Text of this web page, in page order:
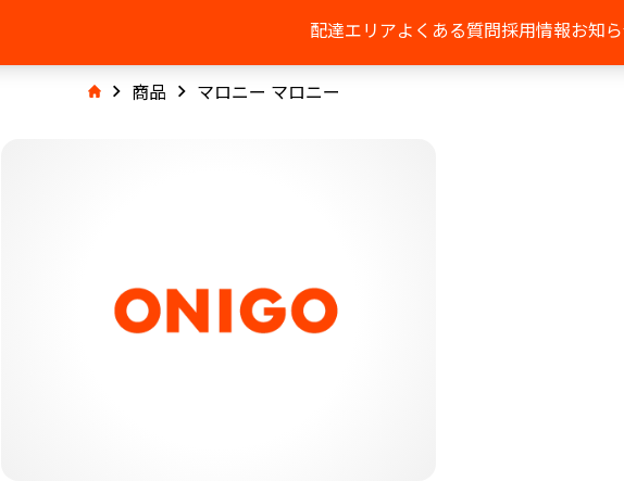
配達エリアよくある質問採用情報お知
商品 マロニー マロニー